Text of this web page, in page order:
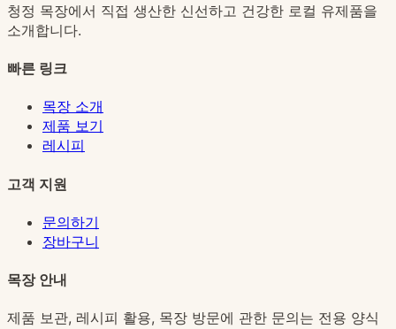
청정 목장에서 직접 생산한 신선하고 건강한 로컬 유제품을
소개합니다.
빠른 링크
목장 소개
제품 보기
레시피
고객 지원
문의하기
장바구니
목장 안내
제품 보관, 레시피 활용, 목장 방문에 관한 문의는 전용 양식